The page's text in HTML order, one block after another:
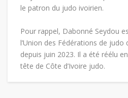
le patron du judo ivoirien.
Pour rappel, Dabonné Seydou
l’Union des Fédérations de judo
depuis juin 2023. Il a été réélu
tête de Côte d’Ivoire judo.